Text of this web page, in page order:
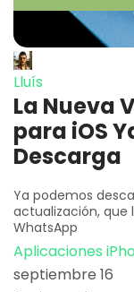
Lluís
La Nueva
para iOS
Descarga
Ya podemos
actualización, que
WhatsApp
Aplicaciones
septiembre 16